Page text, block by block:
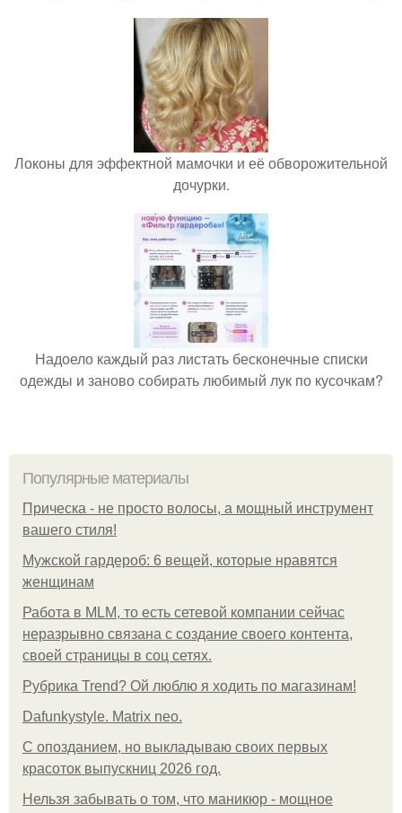
Локоны для эффектной мамочки и её обворожительной
дочурки.
Надоело каждый раз листать бесконечные списки
одежды и заново собирать любимый лук по кусочкам?
Популярные материалы
Прическа - не просто волосы, а мощный инструмент
вашего стиля!
Мужской гардероб: 6 вещей, которые нравятся
женщинам
Работа в MLM, то есть сетевой компании сейчас
неразрывно связана с создание своего контента,
своей страницы в соц сетях.
Рубрика Trend? Ой люблю я ходить по магазинам!
Dafunkystyle. Matrix neo.
С опозданием, но выкладываю своих первых
красоток выпускниц 2026 год.
Нельзя забывать о том, что маникюр - мощное